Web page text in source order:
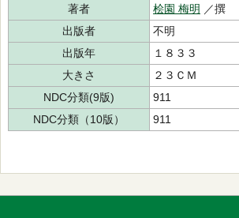
著者
桧園 梅明 ／撰
出版者
不明
出版年
１８３３
大きさ
２３ＣＭ
NDC分類(9版)
911
NDC分類（10版）
911